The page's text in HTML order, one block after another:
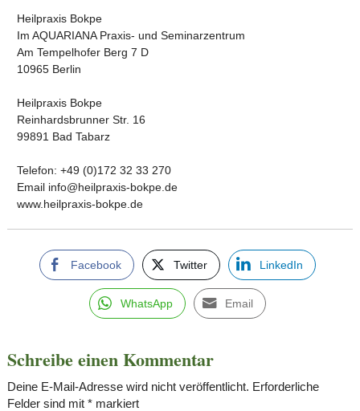
Heilpraxis Bokpe
Im AQUARIANA Praxis- und Seminarzentrum
Am Tempelhofer Berg 7 D
10965 Berlin
Heilpraxis Bokpe
Reinhardsbrunner Str. 16
99891 Bad Tabarz
Telefon: +49 (0)172 32 33 270
Email info@heilpraxis-bokpe.de
www.heilpraxis-bokpe.de
Facebook Twitter LinkedIn
WhatsApp Email
Schreibe einen Kommentar
Deine E-Mail-Adresse wird nicht veröffentlicht. Erforderliche
Felder sind mit *markiert